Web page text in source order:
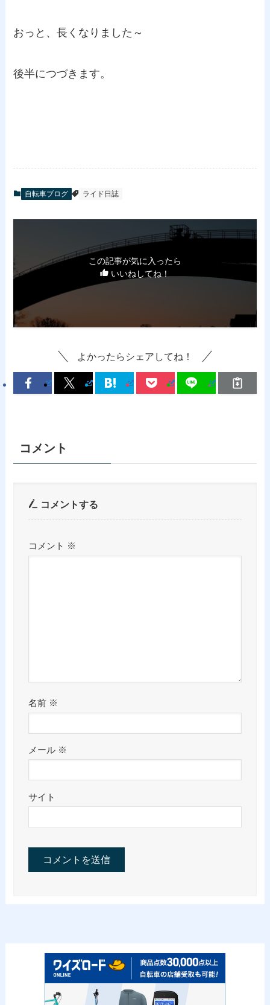
おっと、長くなりました～
後半につづきます。
自転車ブログ ライド日誌
この記事が気に入ったら
いいねしてね！
よかったらシェアしてね！
コメント
コメントする
コメント ※
名前 ※
メール ※
サイト